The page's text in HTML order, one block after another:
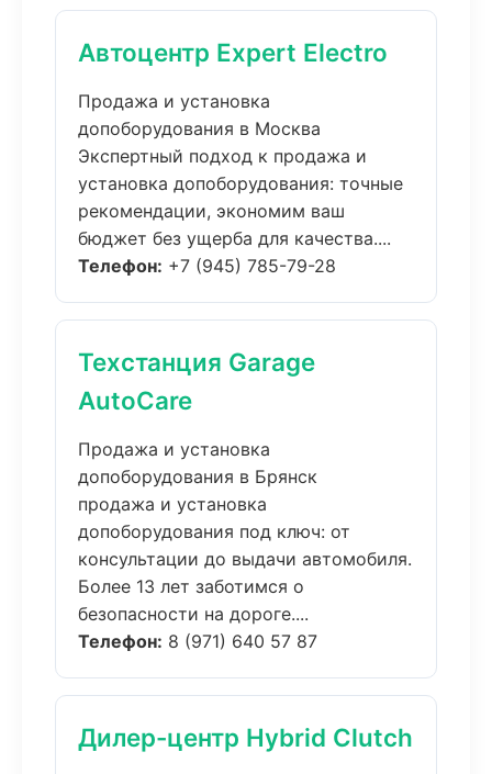
Автоцентр Expert Electro
Продажа и установка
допоборудования в Москва
Экспертный подход к продажа и
установка допоборудования: точные
рекомендации, экономим ваш
бюджет без ущерба для качества....
Телефон: +7 (945) 785-79-28
Техстанция Garage
AutoCare
Продажа и установка
допоборудования в Брянск
продажа и установка
допоборудования под ключ: от
консультации до выдачи автомобиля.
Более 13 лет заботимся о
безопасности на дороге....
Телефон: 8 (971) 640 57 87
Дилер-центр Hybrid Clutch